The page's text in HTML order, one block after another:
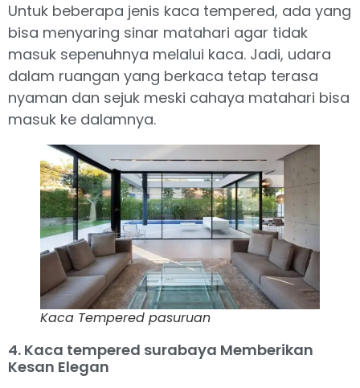
Untuk beberapa jenis kaca tempered, ada yang
bisa menyaring sinar matahari agar tidak
masuk sepenuhnya melalui kaca. Jadi, udara
dalam ruangan yang berkaca tetap terasa
nyaman dan sejuk meski cahaya matahari bisa
masuk ke dalamnya.
Kaca Tempered pasuruan
4. Kaca tempered surabaya Memberikan
Kesan Elegan